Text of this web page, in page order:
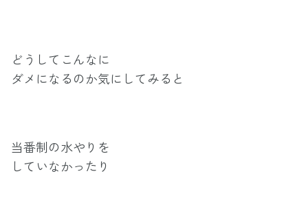
どうしてこんなに
ダメになるのか気にしてみると
当番制の水やりを
していなかったり